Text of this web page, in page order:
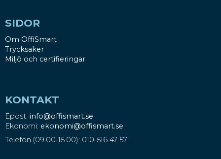
SIDOR
Om OffiSmart
Trycksaker
Miljö och certifieringar
KONTAKT
Epost: info@offismart.se
Ekonomi: ekonomi@offismart.se
Telefon (09.00-15.00): 010-516 47 57